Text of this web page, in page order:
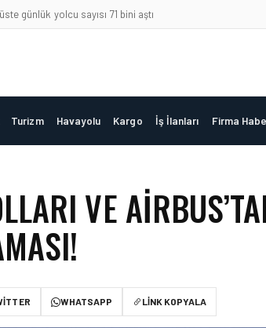
günlük yolcu sayısı 71 bini aştı
Turizm Havayolu Kargo İş İlanları Firma
VE
WHATSAPP LINK KOPYALA